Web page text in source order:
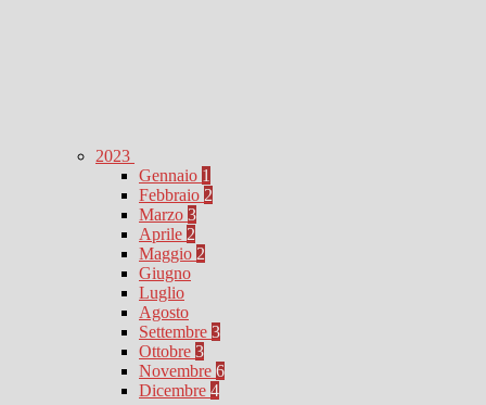
2023
Gennaio 1
Febbraio 2
Marzo 3
Aprile 2
Maggio 2
Giugno
Luglio
Agosto
Settembre 3
Ottobre 3
Novembre 6
Dicembre 4